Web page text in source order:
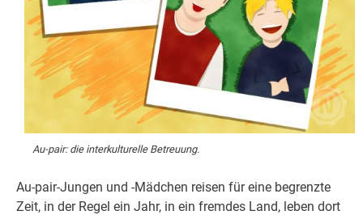
Au-pair: die interkulturelle Betreuung.
Au-pair-Jungen und -Mädchen reisen für eine begrenzte
Zeit, in der Regel ein Jahr, in ein fremdes Land, leben dort